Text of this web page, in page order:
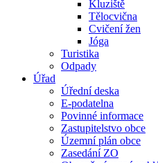
Kluziště
Tělocvična
Cvičení žen
Jóga
Turistika
Odpady
Úřad
Úřední deska
E-podatelna
Povinné informace
Zastupitelstvo obce
Územní plán obce
Zasedání ZO